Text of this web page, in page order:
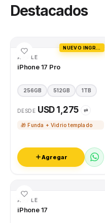
Destacados
APPLE
iPhone 17 Pro
256GB 512GB 1TB
DESDE USD 1,275 ⇄
🎁 Funda + Vidrio templado
Agregar
APPLE
iPhone 17